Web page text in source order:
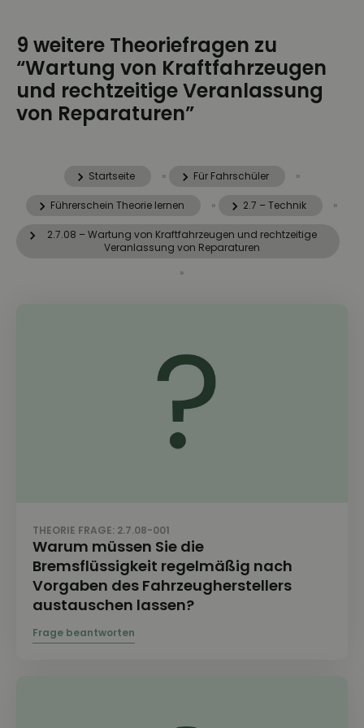
9 weitere Theoriefragen zu
“Wartung von Kraftfahrzeugen
und rechtzeitige Veranlassung
von Reparaturen”
Startseite » Für Fahrschüler »
Führerschein Theorie lernen » 2.7 – Technik »
2.7.08 – Wartung von Kraftfahrzeugen und rechtzeitige
Veranlassung von Reparaturen
»
THEORIE FRAGE: 2.7.08-001
Warum müssen Sie die
Bremsflüssigkeit regelmäßig nach
Vorgaben des Fahrzeugherstellers
austauschen lassen?